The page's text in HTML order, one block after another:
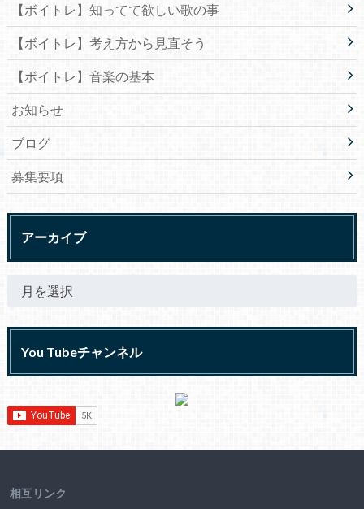
【ボイトレ】知ってて欲しい歌の事
【ボイトレ】考え方から見直そう
【ボイトレ】音楽の基本
お知らせ
ブログ
募集要項
アーカイブ
You Tubeチャンネル
相互リンク